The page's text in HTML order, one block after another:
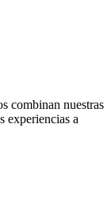
combinan nuestras
experiencias a